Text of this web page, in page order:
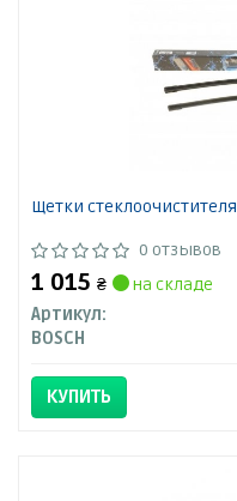
Щетки стеклоочистителя
0 отзывов
1 015 ₴
на складе
Артикул:
BOSCH
КУПИТЬ